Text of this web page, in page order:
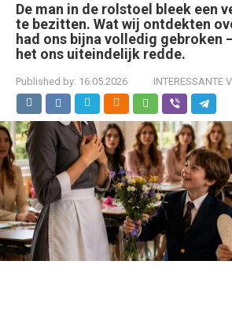
De man in de rolstoel bleek een
te bezitten. Wat wij ontdekten
had ons bijna volledig gebroken
het ons uiteindelijk redde.
Published by: 16.05.2026 INTERESSANTE